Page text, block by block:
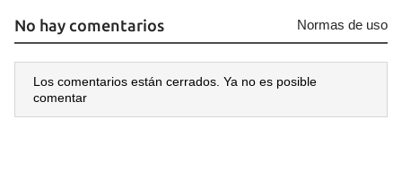
No hay comentarios Normas de uso
Los comentarios están cerrados. Ya no es posible
comentar